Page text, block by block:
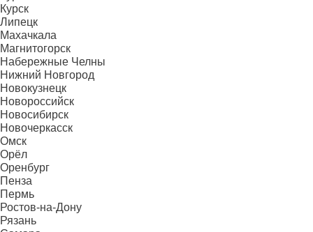
Курск
Липецк
Махачкала
Магнитогорск
Набережные Челны
Нижний Новгород
Новокузнецк
Новороссийск
Новосибирск
Новочеркасск
Омск
Орёл
Оренбург
Пенза
Пермь
Ростов-на-Дону
Рязань